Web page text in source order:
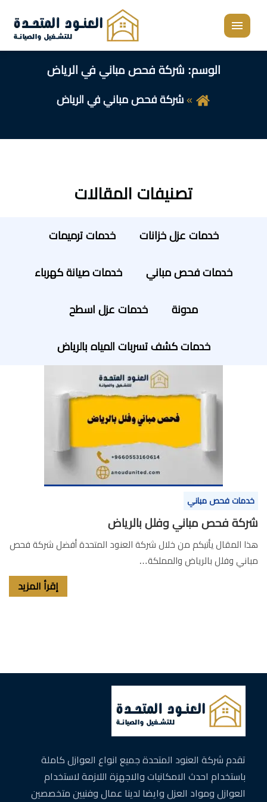
القائمة
الوسم: شركة فحص مباني في الرياض
شركة فحص مباني في الرياض
تصنيفات المقالات
خدمات عزل خزانات خدمات ترميمات
خدمات فحص مباني خدمات صيانة كهرباء
مدونة خدمات عزل اسطح
خدمات كشف تسربات المياه بالرياض
خدمات فحص مباني
شركة فحص مباني وفلل بالرياض
هذا المقال يأتيكم من خلال شركة العنود المتحدة أفضل شركة فحص
مباني وفلل بالرياض والمملكة…
إقرأ المزيد
تقدم شركة العنود المتحدة جميع انواع العوازل كاملة
باستخدام احدث الامكانيات والاجهزة اللازمة لاستخدام
العوازل ومواد العزل وايضا لدينا عمال وفنيين متخصصين